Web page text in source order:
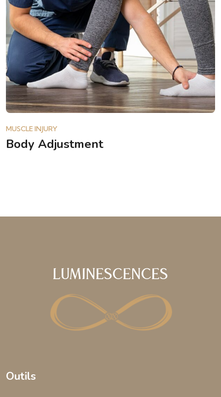
MUSCLE INJURY
Body Adjustment
Luminescences
Outils